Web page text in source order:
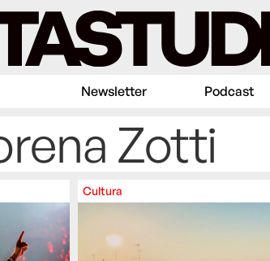
Newsletter Podcast
Zotti
Cultura